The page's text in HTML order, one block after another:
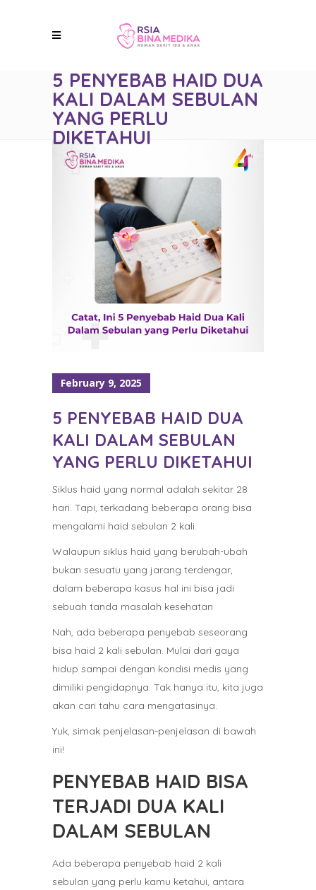
5 PENYEBAB HAID DUA
KALI DALAM SEBULAN
YANG PERLU
DIKETAHUI
February 9, 2025
5 PENYEBAB HAID DUA
KALI DALAM SEBULAN
YANG PERLU DIKETAHUI
Siklus haid yang normal adalah sekitar 28
hari. Tapi, terkadang beberapa orang bisa
mengalami haid sebulan 2 kali.
Walaupun siklus haid yang berubah-ubah
bukan sesuatu yang jarang terdengar,
dalam beberapa kasus hal ini bisa jadi
sebuah tanda masalah kesehatan
Nah, ada beberapa penyebab seseorang
bisa haid 2 kali sebulan. Mulai dari gaya
hidup sampai dengan kondisi medis yang
dimiliki pengidapnya. Tak hanya itu, kita juga
akan cari tahu cara mengatasinya.
Yuk, simak penjelasan-penjelasan di bawah
ini!
PENYEBAB HAID BISA
TERJADI DUA KALI
DALAM SEBULAN
Ada beberapa penyebab haid 2 kali
sebulan yang perlu kamu ketahui, antara